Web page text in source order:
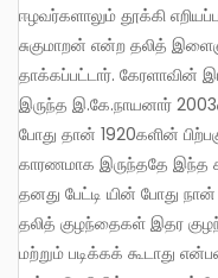
ஈழவர்களாலும் தூக்கி
சுகுமாறன் என்ற தலித்
தாக்கப்பட்டார். கேரளாவின்
இருந்த இ.கே.நாயனார்
போது தான் 1920களின்
காரணமாக இருந்ததே இந்த
தனது பேட்டி யின் போது
தலித் குழந்தைகள் இதர
மற்றும் படிக்கக் கூடாது